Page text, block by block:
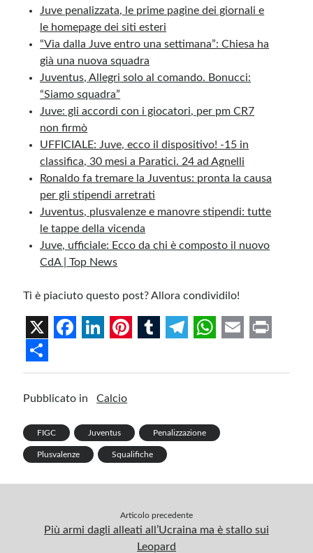
Juve penalizzata, le prime pagine dei giornali e
le homepage dei siti esteri
“Via dalla Juve entro una settimana”: Chiesa ha
già una nuova squadra
Juventus, Allegri solo al comando. Bonucci:
“Siamo squadra”
Juve: gli accordi con i giocatori, per pm CR7
non firmò
UFFICIALE: Juve, ecco il dispositivo! -15 in
classifica, 30 mesi a Paratici. 24 ad Agnelli
Ronaldo fa tremare la Juventus: pronta la causa
per gli stipendi arretrati
Juventus, plusvalenze e manovre stipendi: tutte
le tappe della vicenda
Juve, ufficiale: Ecco da chi è composto il nuovo
CdA | Top News
Ti è piaciuto questo post? Allora condividilo!
X
a
c
b
o
o
i
n
e
d
I
i
n
e
r
e
t
u
l
r
e
g
r
a
m
h
s
p
m r
S
h
r
e
Pubblicato in Calcio
FIGC Juventus Penalizzazione
Plusvalenze Squalifiche
Articolo precedente
Più armi dagli alleati all’Ucraina ma è stallo sui
Leopard